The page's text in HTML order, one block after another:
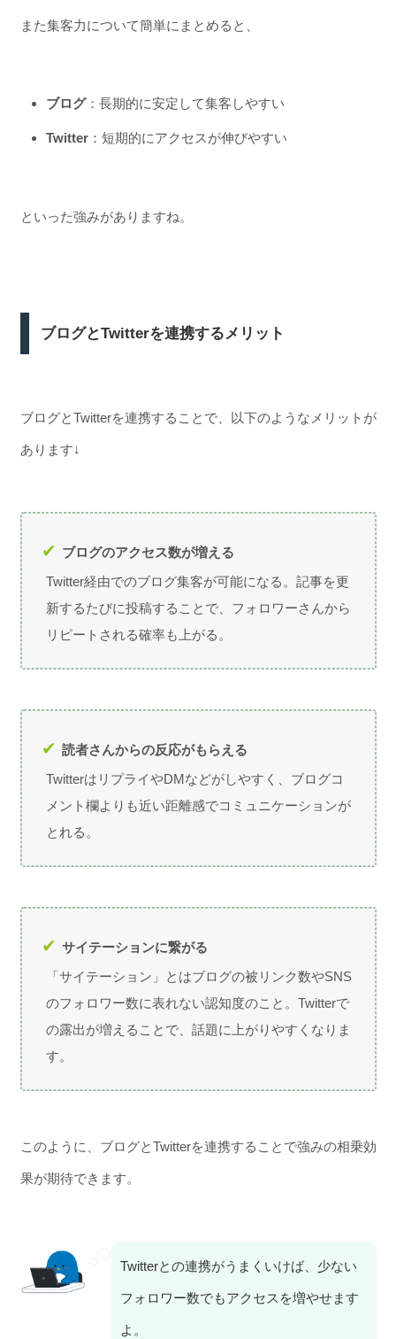
また集客力について簡単にまとめると、
ブログ：長期的に安定して集客しやすい
Twitter：短期的にアクセスが伸びやすい
といった強みがありますね。
ブログとTwitterを連携するメリット
ブログとTwitterを連携することで、以下のようなメリットが
あります↓
ブログのアクセス数が増える
Twitter経由でのブログ集客が可能になる。記事を更
新するたびに投稿することで、フォロワーさんから
リピートされる確率も上がる。
読者さんからの反応がもらえる
TwitterはリプライやDMなどがしやすく、ブログコ
メント欄よりも近い距離感でコミュニケーションが
とれる。
サイテーションに繋がる
「サイテーション」とはブログの被リンク数やSNS
のフォロワー数に表れない認知度のこと。Twitterで
の露出が増えることで、話題に上がりやすくなりま
す。
このように、ブログとTwitterを連携することで強みの相乗効
果が期待できます。
Twitterとの連携がうまくいけば、少ない
フォロワー数でもアクセスを増やせます
よ。